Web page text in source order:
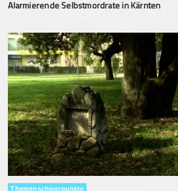
Alarmierende Selbstmordrate in Kärnten
Themenschwerpunkte